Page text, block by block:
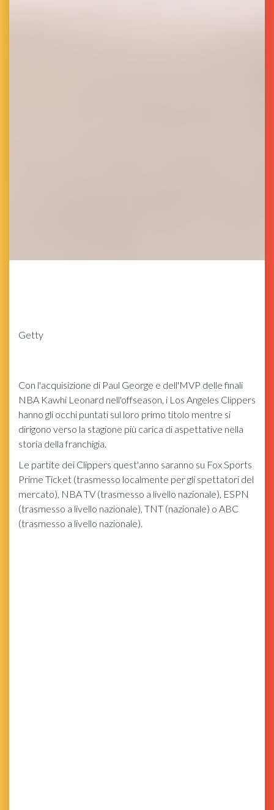
Getty
Con l'acquisizione di Paul George e dell'MVP delle finali
NBA Kawhi Leonard nell'offseason, i Los Angeles Clippers
hanno gli occhi puntati sul loro primo titolo mentre si
dirigono verso la stagione più carica di aspettative nella
storia della franchigia.
Le partite dei Clippers quest'anno saranno su Fox Sports
Prime Ticket (trasmesso localmente per gli spettatori del
mercato), NBA TV (trasmesso a livello nazionale), ESPN
(trasmesso a livello nazionale), TNT (nazionale) o ABC
(trasmesso a livello nazionale).